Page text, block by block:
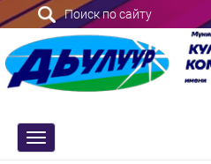
Поиск по сайту
trk